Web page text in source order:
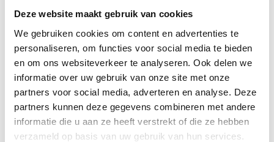
Deze website maakt gebruik van cookies
We gebruiken cookies om content en advertenties te
personaliseren, om functies voor social media te bieden
en om ons websiteverkeer te analyseren. Ook delen we
informatie over uw gebruik van onze site met onze
partners voor social media, adverteren en analyse. Deze
partners kunnen deze gegevens combineren met andere
informatie die u aan ze heeft verstrekt of die ze hebben
verzameld op basis van uw gebruik van hun services.
✔ 6 haringen en scheerlijnen
✔ Duidelijke Nederlandstalige handleiding
✔ Stevige kunststof transportbox (60x40x40 cm – past
in vrijwel iedere auto)
✔ Retourlabel (vooraf door ons betaald)
✔ Landelijke bezorging én retour inbegrepen